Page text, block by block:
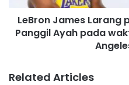
LeBron James Larang
Panggil Ayah pada
Related Articles